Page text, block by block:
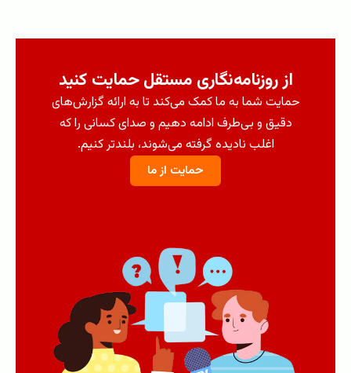
از روزنامه‌نگاری مستقل حمایت کنید
حمایت شما به ما کمک می‌کند تا به ارائه گزارش‌های
دقیق و بی‌طرف ادامه دهیم و صدای کسانی را که
اغلب نادیده گرفته می‌شوند، بلندتر کنیم.
حمایت از ما